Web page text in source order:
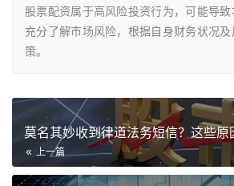
股票配资属于高风险投资行为，可能导
充分了解市场风险，根据自身财务状况
策。
莫名其妙收到律道法务短信？这些原
上一篇